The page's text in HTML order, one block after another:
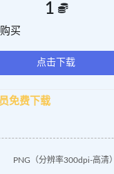
1
买
点击下载
免费下载
PNG（分辨率300dpi-高清）